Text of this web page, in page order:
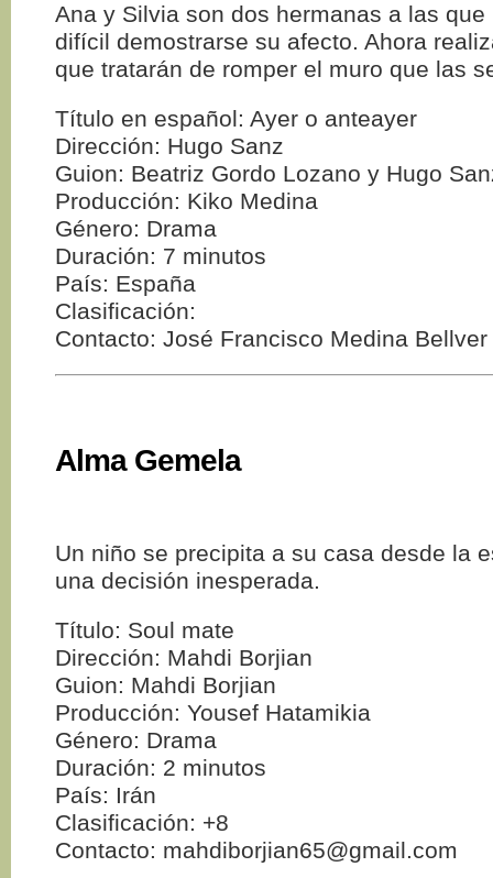
Ana y Silvia son dos hermanas a las
difícil demostrarse su afecto. Ahora
que tratarán de romper el muro que las
Título en español: Ayer o anteayer
Dirección: Hugo Sanz
Guion: Beatriz Gordo Lozano y Hugo
Producción: Kiko Medina
Género: Drama
Duración: 7 minutos
País: España
Clasificación:
Contacto: José Francisco Medina Bellver
Alma Gemela
Un niño se precipita a su casa desde la
una decisión inesperada.
Título: Soul mate
Dirección: Mahdi Borjian
Guion: Mahdi Borjian
Producción: Yousef Hatamikia
Género: Drama
Duración: 2 minutos
País: Irán
Clasificación: +8
Contacto: mahdiborjian65@gmail.com